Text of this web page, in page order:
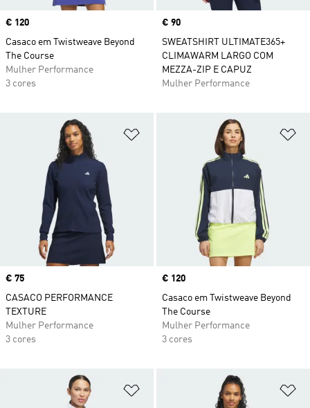
Price
€ 120
Casaco em Twistweave Beyond
The Course
Mulher Performance
3 cores
Price
€ 90
SWEATSHIRT ULTIMATE365+
CLIMAWARM LARGO COM
MEZZA-ZIP E CAPUZ
Mulher Performance
Adicionar à Lista de Desejos
Price
€ 75
CASACO PERFORMANCE
TEXTURE
Mulher Performance
3 cores
Price
€ 120
Casaco em Twistweave Beyond
The Course
Mulher Performance
3 cores
Adicionar à Lista de Desejos